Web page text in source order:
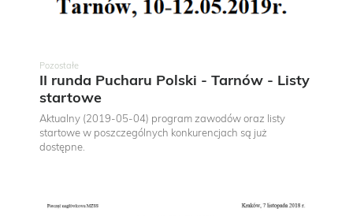
Pozostałe
II runda Pucharu Polski - Tarnów - Listy
startowe
Aktualny (2019-05-04) program zawodów oraz listy
startowe w poszczególnych konkurencjach są już
dostępne.